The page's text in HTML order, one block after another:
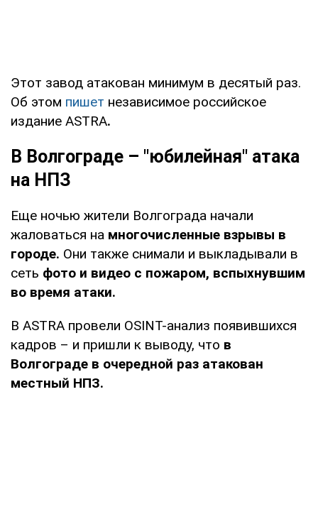
Этот завод атакован минимум в десятый раз.
Об этом пишет независимое российское
издание ASTRA.
В Волгограде – "юбилейная" атака
на НПЗ
Еще ночью жители Волгограда начали
жаловаться на многочисленные взрывы в
городе. Они также снимали и выкладывали в
сеть фото и видео с пожаром, вспыхнувшим
во время атаки.
В ASTRA провели OSINT-анализ появившихся
кадров – и пришли к выводу, что в
Волгограде в очередной раз атакован
местный НПЗ.